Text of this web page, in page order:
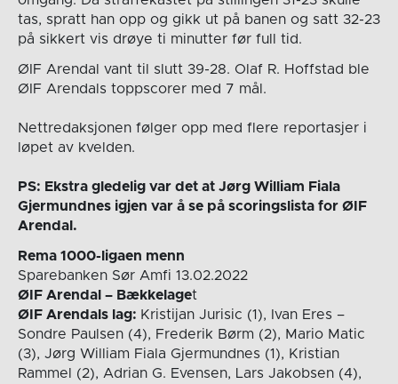
tas, spratt han opp og gikk ut på banen og satt 32-23
på sikkert vis drøye ti minutter før full tid.
ØIF Arendal vant til slutt 39-28. Olaf R. Hoffstad ble
ØIF Arendals toppscorer med 7 mål.
Nettredaksjonen følger opp med flere reportasjer i
løpet av kvelden.
PS: Ekstra gledelig var det at Jørg William Fiala
Gjermundnes igjen var å se på scoringslista for ØIF
Arendal.
Rema 1000-ligaen menn
Sparebanken Sør Amfi 13.02.2022
ØIF Arendal – Bækkelaget
ØIF Arendals lag: Kristijan Jurisic (1), Ivan Eres –
Sondre Paulsen (4), Frederik Børm (2), Mario Matic
(3), Jørg William Fiala Gjermundnes (1), Kristian
Rammel (2), Adrian G. Evensen, Lars Jakobsen (4),